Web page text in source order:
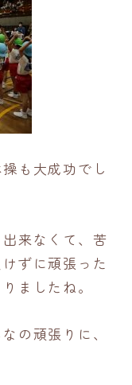
も大成功でし
来なくて、苦
ずに頑張った
ましたね。
の頑張りに、